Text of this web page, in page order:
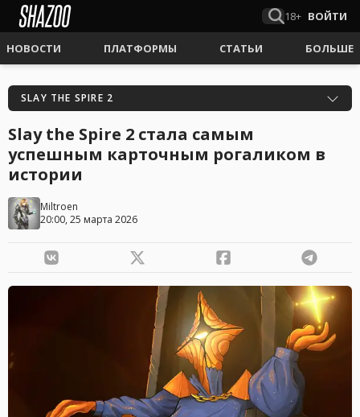
18+ ВОЙТИ
НОВОСТИ ПЛАТФОРМЫ СТАТЬИ БОЛЬШЕ
SLAY THE SPIRE 2
Slay the Spire 2 стала самым
успешным карточным рогаликом в
истории
Miltroen
20:00, 25 марта 2026